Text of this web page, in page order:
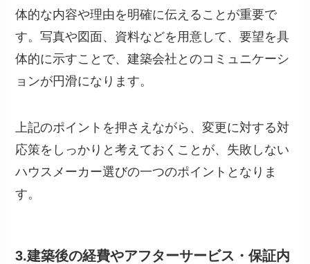
体的な内容や理由を明確に伝えることが重要で
す。写真や図面、資料などを用意して、要望を具
体的に示すことで、建築会社とのコミュニケーシ
ョンが円滑になります。
上記のポイントを押さえながら、変更に対する対
応策をしっかりと考えておくことが、失敗しない
ハウスメーカー選びの一つのポイントとなりま
す。
3.建築後の経費やアフターサービス・保証内